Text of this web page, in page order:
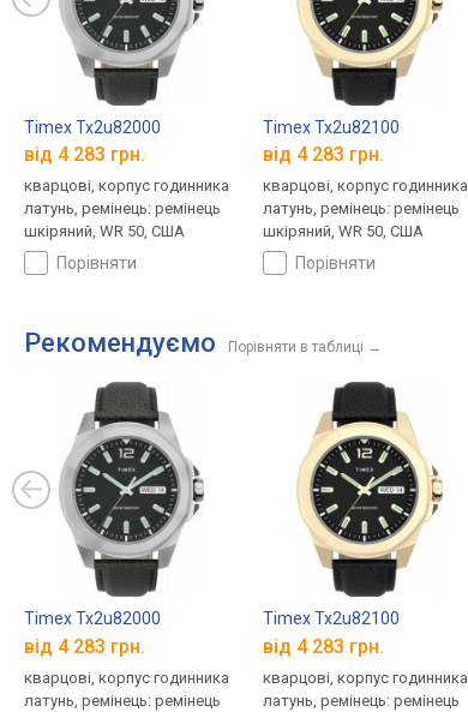
Timex Tx2u82000
від 4 283 грн.
кварцові, корпус годинника
латунь, ремінець: ремінець
шкіряний, WR 50, США
порівняти
Timex Tx2u82100
від 4 283 грн.
кварцові, корпус годинника
латунь, ремінець: ремінець
шкіряний, WR 50, США
порівняти
Рекомендуємо Порівняти в таблиці →
Timex Tx2u82000
від 4 283 грн.
кварцові, корпус годинника
латунь, ремінець: ремінець
Timex Tx2u82100
від 4 283 грн.
кварцові, корпус годинника
латунь, ремінець: ремінець